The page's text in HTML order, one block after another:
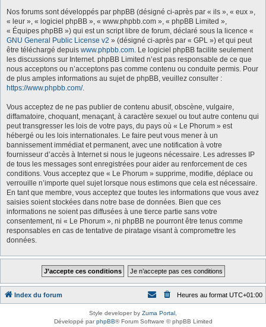
Nos forums sont développés par phpBB (désigné ci-après par « ils », « eux »,
« leur », « logiciel phpBB », « www.phpbb.com », « phpBB Limited »,
« Équipes phpBB ») qui est un script libre de forum, déclaré sous la licence «
GNU General Public License v2 » (désigné ci-après par « GPL ») et qui peut
être téléchargé depuis www.phpbb.com. Le logiciel phpBB facilite seulement
les discussions sur Internet. phpBB Limited n’est pas responsable de ce que
nous acceptons ou n’acceptons pas comme contenu ou conduite permis. Pour
de plus amples informations au sujet de phpBB, veuillez consulter :
https://www.phpbb.com/.
Vous acceptez de ne pas publier de contenu abusif, obscène, vulgaire,
diffamatoire, choquant, menaçant, à caractère sexuel ou tout autre contenu qui
peut transgresser les lois de votre pays, du pays où « Le Phorum » est
hébergé ou les lois internationales. Le faire peut vous mener à un
bannissement immédiat et permanent, avec une notification à votre
fournisseur d’accès à Internet si nous le jugeons nécessaire. Les adresses IP
de tous les messages sont enregistrées pour aider au renforcement de ces
conditions. Vous acceptez que « Le Phorum » supprime, modifie, déplace ou
verrouille n’importe quel sujet lorsque nous estimons que cela est nécessaire.
En tant que membre, vous acceptez que toutes les informations que vous avez
saisies soient stockées dans notre base de données. Bien que ces
informations ne soient pas diffusées à une tierce partie sans votre
consentement, ni « Le Phorum », ni phpBB ne pourront être tenus comme
responsables en cas de tentative de piratage visant à compromettre les
données.
Index du forum Heures au format UTC+01:00
Style developer by Zuma Portal
Développé parphpBB® Forum Software © phpBB Limited